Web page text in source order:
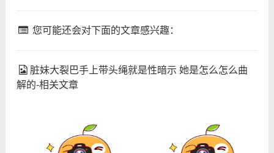
您可能还会对下面的文章感兴趣：
脏妹大裂巴手上带头绳就是性暗示 她是怎么怎么曲
解的-相关文章